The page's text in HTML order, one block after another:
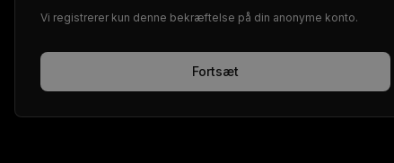
Vi registrerer kun denne bekræftelse på din anonyme konto.
Fortsæt